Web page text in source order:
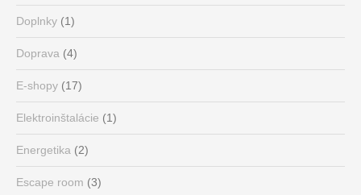
Doplnky (1)
Doprava (4)
E-shopy (17)
Elektroinštalácie (1)
Energetika (2)
Escape room (3)